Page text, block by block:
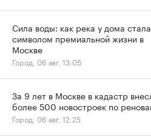
Сила воды: как река у дома стала
символом премиальной жизни в
Москве
Город, 06 авг, 13:05
За 9 лет в Москве в кадастр
более 500 новостроек по
Город, 06 авг, 12:25